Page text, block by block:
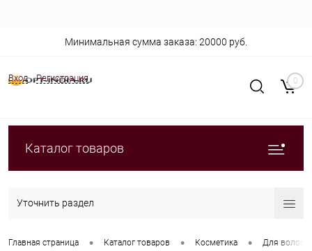
Вход Регистрация
Минимальная сумма заказа: 20000 руб.
0
Каталог товаров
Уточнить раздел
Главная страница • Каталог товаров • Косметика • Для волос